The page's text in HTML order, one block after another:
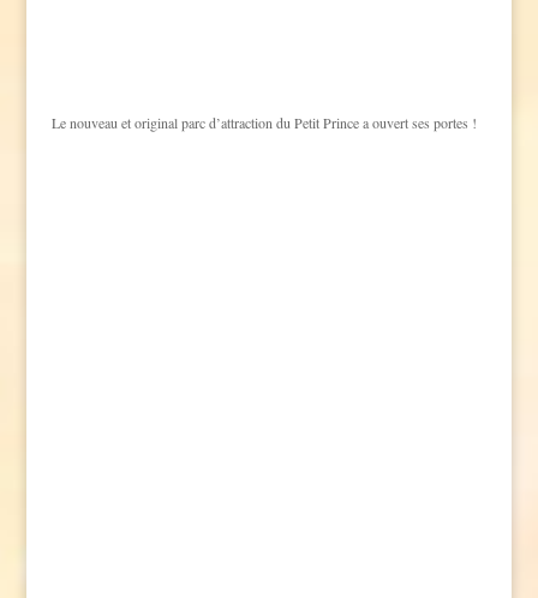
Le nouveau et original parc d’attraction du Petit Prince a ouvert ses portes !